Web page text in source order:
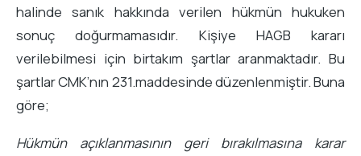
halinde sanık hakkında verilen hükmün hukuken
sonuç doğurmamasıdır. Kişiye HAGB kararı
verilebilmesi için birtakım şartlar aranmaktadır. Bu
şartlar CMK’nın 231.maddesinde düzenlenmiştir. Buna
göre;
Hükmün açıklanmasının geri bırakılmasına karar